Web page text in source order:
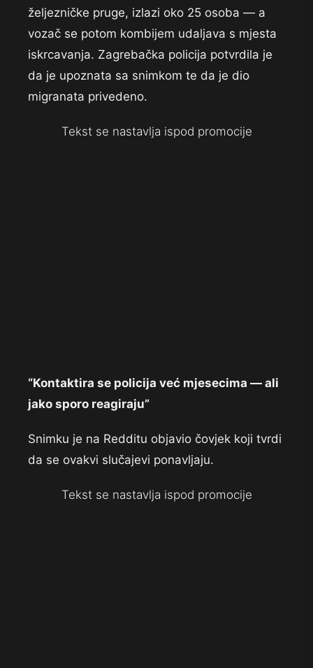
željezničke pruge, izlazi oko 25 osoba — a
vozač se potom kombijem udaljava s mjesta
iskrcavanja. Zagrebačka policija potvrdila je
da je upoznata sa snimkom te da je dio
migranata privedeno.
Tekst se nastavlja ispod promocije
“Kontaktira se policija već mjesecima — ali
jako sporo reagiraju”
Snimku je na Redditu objavio čovjek koji tvrdi
da se ovakvi slučajevi ponavljaju.
Tekst se nastavlja ispod promocije